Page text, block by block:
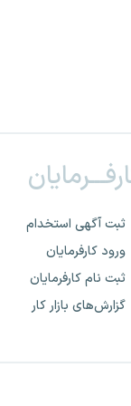
ثبت آگهی استخدام
ورود کارفرمایان
ثبت نام کارفرمایان
گزارش‌های بازار کار